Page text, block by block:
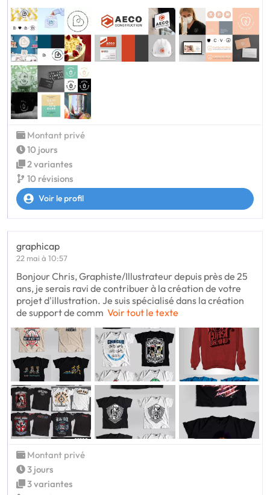
Montant privé
10 jours
2 variantes
10 révisions
Voir le profil
graphicap
22 mai à 10:57
Bonjour Chris, Graphiste/Illustrateur depuis près de 25
ans, je serais ravi de contribuer à la création de votre
projet d'illustration. Je suis spécialisé dans la création
de support de comm Voir tout le texte
Montant privé
3 jours
3 variantes